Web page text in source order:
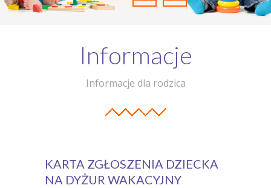
GaleriaInformacje
Informacje dla rodzica
KARTA ZGŁOSZENIA DZIECKA
NA DYŻUR WAKACYJNY